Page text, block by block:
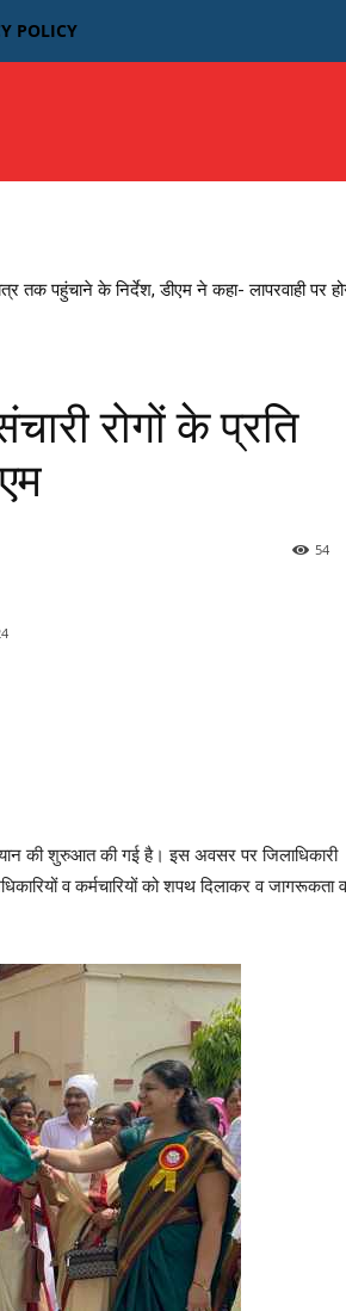
POLICY
तक पहुंचाने के निर्देश, डीएम ने कहा- लापरवाही पर
रोगों के प्रति
54
की शुरुआत की गई है। इस अवसर पर जिलाधिकारी
व कर्मचारियों को शपथ दिलाकर व जागरूकता